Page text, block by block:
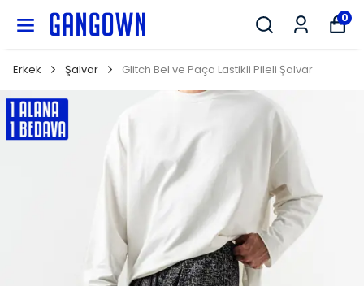
0
Erkek Şalvar Glitch Bel ve Paça Lastikli Pileli Şalvar